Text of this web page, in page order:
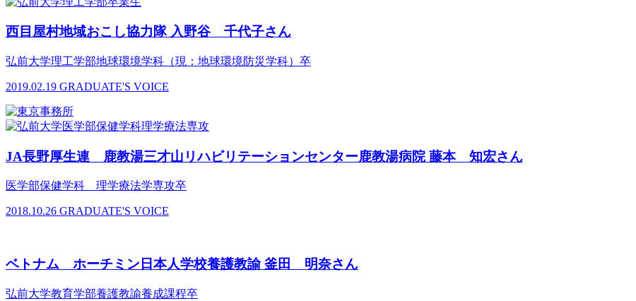
西目屋村地域おこし協力隊 入野谷 千代子さん
弘前大学理工学部地球環境学科（現：地球環境防災学科）卒
2019.02.19 GRADUATE'S VOICE
JA長野厚生連 鹿教湯三才山リハビリテーションセンター鹿教湯病院 藤本 知宏さん
医学部保健学科 理学療法学専攻卒
2018.10.26 GRADUATE'S VOICE
ベトナム ホーチミン日本人学校養護教諭 釜田 明奈さん
弘前大学教育学部養護教諭養成課程卒